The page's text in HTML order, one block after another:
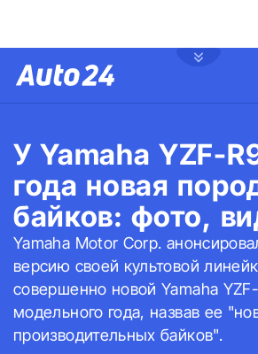
У Yamaha YZF-
года новая
байков: фото,
Yamaha Motor Corp.
версию своей культовой
совершенно новой Yamaha
модельного года, назвав ее
производительных байков".